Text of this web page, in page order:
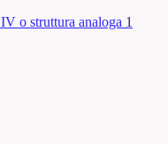
o struttura analoga 1